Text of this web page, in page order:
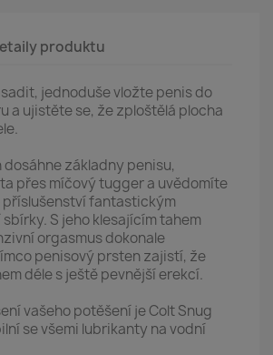
produktu
jednoduše vložte penis do
a ujistěte se, že zploštělá plocha
základny penisu,
přes míčový tugger a uvědomíte
příslušenství fantastickým
S jeho klesajícím tahem
orgasmus dokonale
penisový prsten zajistí, že
déle s ještě pevnější erekcí.
vašeho potěšení je Colt Snug
se všemi lubrikanty na vodní